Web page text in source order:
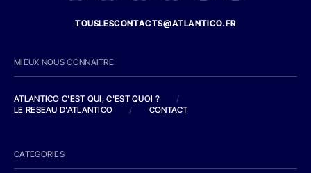
TOUSLESCONTACTS@ATLANTICO.FR
MIEUX NOUS CONNAITRE
ATLANTICO C'EST QUI, C'EST QUOI ?
/
LE RESEAU D'ATLANTICO
/ CONTACT
CATEGORIES